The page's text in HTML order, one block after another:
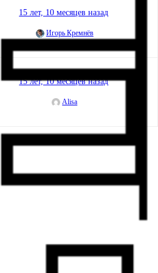
15 лет, 10 месяцев назад
Игорь Кремнёв
15 лет, 10 месяцев назад
Alisa